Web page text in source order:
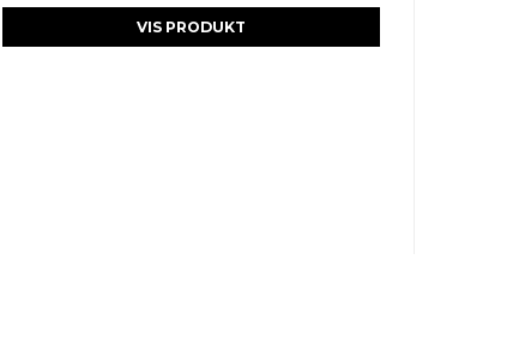
VIS PRODUKT